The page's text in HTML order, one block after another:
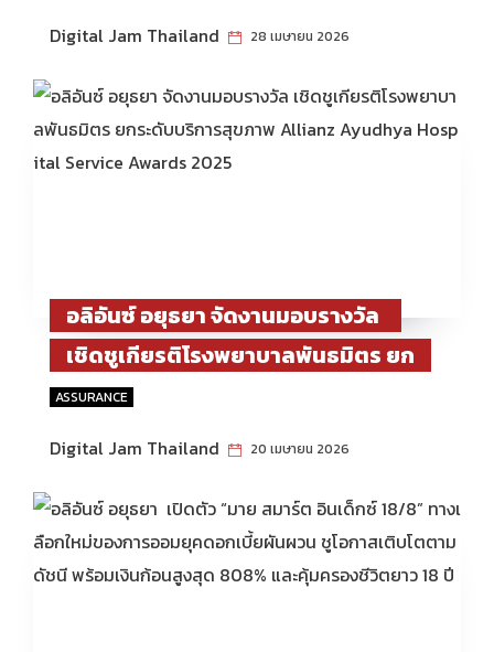
ไดโนเสาร์ ณ Jurassic World: The
Digital Jam Thailand 28 เมษายน 2026
อลิอันซ์ อยุธยา จัดงานมอบรางวัล
เชิดชูเกียรติโรงพยาบาลพันธมิตร ยก
ระดับบริการสุขภาพ Allianz
Ayudhya Hospital Service Awards
ASSURANCE
Digital Jam Thailand 20 เมษายน 2026